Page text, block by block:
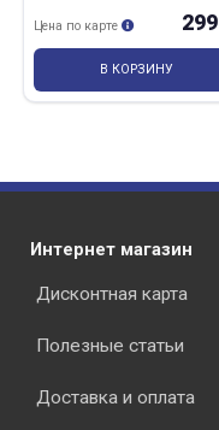
299
Цена по карте
В КОРЗИНУ
Интернет магазин
Дисконтная карта
Полезные статьи
Доставка и оплата